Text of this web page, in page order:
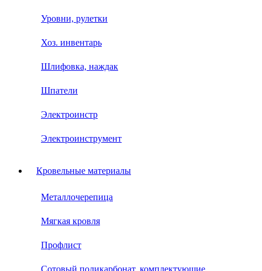
Уровни, рулетки
Хоз. инвентарь
Шлифовка, наждак
Шпатели
Электроинстр
Электроинструмент
Кровельные материалы
Металлочерепица
Мягкая кровля
Профлист
Сотовый поликарбонат, комплектующие